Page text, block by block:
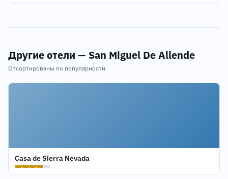
Другие отели — San Miguel De Allende
Отсортированы по популярности
Casa de Sierra Nevada